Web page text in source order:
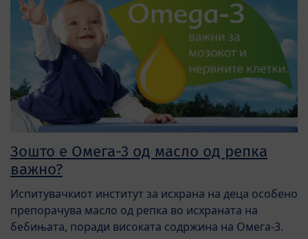
Зошто е Омега-3 од масло од репка
важно?
Испитувачкиот институт за исхрана на деца особено
препорачува масло од репка во исхраната на
бебињата, поради високата содржина на Омега-3.